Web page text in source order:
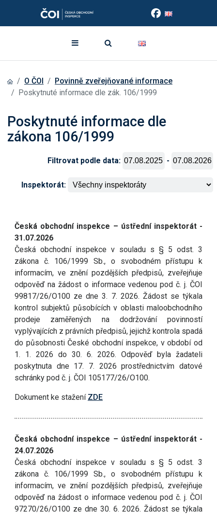
O ČOI
Povinně zveřejňované informace
Poskytnuté informace dle zák. 106/1999
Poskytnuté informace dle
zákona 106/1999
Filtrovat podle data: -
Inspektorát:
Česká obchodní inspekce – ústřední inspektorát -
31.07.2026
Česká obchodní inspekce v souladu s § 5 odst. 3
zákona č. 106/1999 Sb., o svobodném přístupu k
informacím, ve znění pozdějších předpisů, zveřejňuje
odpověď na žádost o informace vedenou pod č. j. ČOI
99817/26/O100 ze dne 3. 7. 2026. Žádost se týkala
kontrol subjektů působících v oblasti maloobchodního
prodeje zaměřených na dodržování povinností
vyplývajících z právních předpisů, jejichž kontrola spadá
do působnosti České obchodní inspekce, v období od
1. 1. 2026 do 30. 6. 2026. Odpověď byla žadateli
poskytnuta dne 17. 7. 2026 prostřednictvím datové
schránky pod č. j. ČOI 105177/26/O100.
Dokument ke stažení ZDE
Česká obchodní inspekce – ústřední inspektorát -
24.07.2026
Česká obchodní inspekce v souladu s § 5 odst. 3
zákona č. 106/1999 Sb., o svobodném přístupu k
informacím, ve znění pozdějších předpisů, zveřejňuje
odpověď na žádost o informace vedenou pod č. j. ČOI
97270/26/O100 ze dne 30. 6. 2026. Žádost se týkala